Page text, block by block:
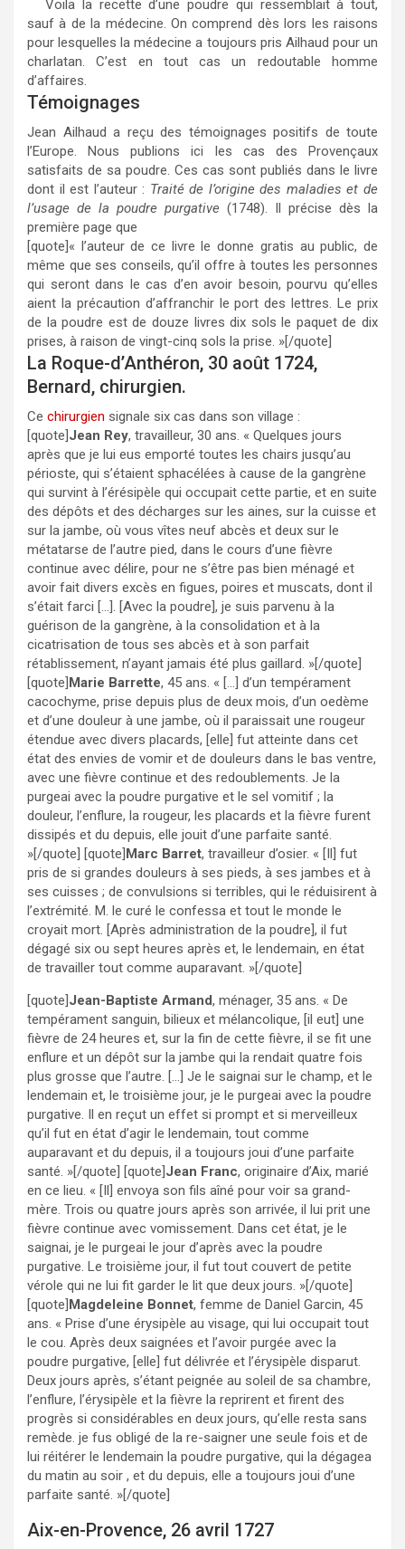
Voila la recette d’une poudre qui ressemblait à tout,
sauf à de la médecine. On comprend dès lors les raisons
pour lesquelles la médecine a toujours pris Ailhaud pour un
charlatan. C’est en tout cas un redoutable homme
d’affaires.
Témoignages
Jean Ailhaud a reçu des témoignages positifs de toute
l’Europe. Nous publions ici les cas des Provençaux
satisfaits de sa poudre. Ces cas sont publiés dans le livre
dont il est l’auteur : Traité de l’origine des maladies et de
l’usage de la poudre purgative (1748). Il précise dès la
première page que
[quote]« l’auteur de ce livre le donne gratis au public, de
même que ses conseils, qu’il offre à toutes les personnes
qui seront dans le cas d’en avoir besoin, pourvu qu’elles
aient la précaution d’affranchir le port des lettres. Le prix
de la poudre est de douze livres dix sols le paquet de dix
prises, à raison de vingt-cinq sols la prise. »[/quote]
La Roque-d’Anthéron, 30 août 1724,
Bernard, chirurgien.
Ce chirurgien signale six cas dans son village :
[quote]Jean Rey, travailleur, 30 ans. « Quelques jours
après que je lui eus emporté toutes les chairs jusqu’au
périoste, qui s’étaient sphacélées à cause de la gangrène
qui survint à l’érésipèle qui occupait cette partie, et en suite
des dépôts et des décharges sur les aines, sur la cuisse et
sur la jambe, où vous vîtes neuf abcès et deux sur le
métatarse de l’autre pied, dans le cours d’une fièvre
continue avec délire, pour ne s’être pas bien ménagé et
avoir fait divers excès en figues, poires et muscats, dont il
s’était farci […]. [Avec la poudre], je suis parvenu à la
guérison de la gangrène, à la consolidation et à la
cicatrisation de tous ses abcès et à son parfait
rétablissement, n’ayant jamais été plus gaillard. »[/quote]
[quote]Marie Barrette, 45 ans. « […] d’un tempérament
cacochyme, prise depuis plus de deux mois, d’un oedème
et d’une douleur à une jambe, où il paraissait une rougeur
étendue avec divers placards, [elle] fut atteinte dans cet
état des envies de vomir et de douleurs dans le bas ventre,
avec une fièvre continue et des redoublements. Je la
purgeai avec la poudre purgative et le sel vomitif ; la
douleur, l’enflure, la rougeur, les placards et la fièvre furent
dissipés et du depuis, elle jouit d’une parfaite santé.
»[/quote] [quote]Marc Barret, travailleur d’osier. « [Il] fut
pris de si grandes douleurs à ses pieds, à ses jambes et à
ses cuisses ; de convulsions si terribles, qui le réduisirent à
l’extrémité. M. le curé le confessa et tout le monde le
croyait mort. [Après administration de la poudre], il fut
dégagé six ou sept heures après et, le lendemain, en état
de travailler tout comme auparavant. »[/quote]
[quote]Jean-Baptiste Armand, ménager, 35 ans. « De
tempérament sanguin, bilieux et mélancolique, [il eut] une
fièvre de 24 heures et, sur la fin de cette fièvre, il se fit une
enflure et un dépôt sur la jambe qui la rendait quatre fois
plus grosse que l’autre. […] Je le saignai sur le champ, et le
lendemain et, le troisième jour, je le purgeai avec la poudre
purgative. Il en reçut un effet si prompt et si merveilleux
qu’il fut en état d’agir le lendemain, tout comme
auparavant et du depuis, il a toujours joui d’une parfaite
santé. »[/quote] [quote]Jean Franc, originaire d’Aix, marié
en ce lieu. « [Il] envoya son fils aîné pour voir sa grand-
mère. Trois ou quatre jours après son arrivée, il lui prit une
fièvre continue avec vomissement. Dans cet état, je le
saignai, je le purgeai le jour d’après avec la poudre
purgative. Le troisième jour, il fut tout couvert de petite
vérole qui ne lui fit garder le lit que deux jours. »[/quote]
[quote]Magdeleine Bonnet, femme de Daniel Garcin, 45
ans. « Prise d’une érysipèle au visage, qui lui occupait tout
le cou. Après deux saignées et l’avoir purgée avec la
poudre purgative, [elle] fut délivrée et l’érysipèle disparut.
Deux jours après, s’étant peignée au soleil de sa chambre,
l’enflure, l’érysipèle et la fièvre la reprirent et firent des
progrès si considérables en deux jours, qu’elle resta sans
remède. je fus obligé de la re-saigner une seule fois et de
lui réitérer le lendemain la poudre purgative, qui la dégagea
du matin au soir , et du depuis, elle a toujours joui d’une
parfaite santé. »[/quote]
Aix-en-Provence, 26 avril 1727